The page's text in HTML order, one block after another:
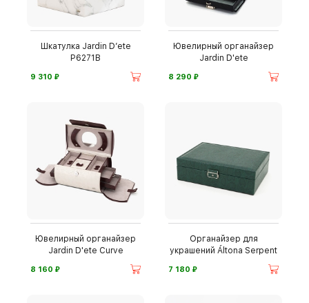
Шкатулка Jardin D’ete
P6271B
9 310 ⃏
Ювелирный органайзер
Jardin D'ete
8 290 ⃏
Ювелирный органайзер
Jardin D'ete Curve
8 160 ⃏
Органайзер для
украшений Áltona Serpent
7 180 ⃏